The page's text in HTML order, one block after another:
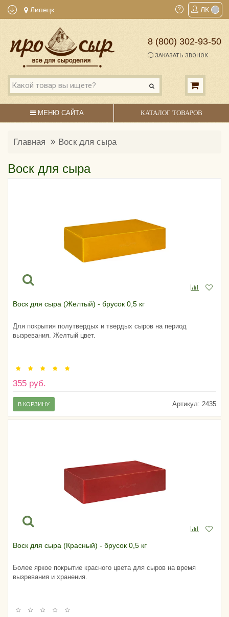
Липецк ЛК
8 (800) 302-93-50
ЗАКАЗАТЬ ЗВОНОК
МЕНЮ САЙТА КАТАЛОГ ТОВАРОВ
Главная Воск для сыра
Воск для сыра
Воск для сыра (Желтый) - брусок 0,5 кг
Для покрытия полутвердых и твердых сыров на период
вызревания. Желтый цвет.
355 руб.
Артикул: 2435
В КОРЗИНУ
Воск для сыра (Красный) - брусок 0,5 кг
Более яркое покрытие красного цвета для сыров на время
вызревания и хранения.